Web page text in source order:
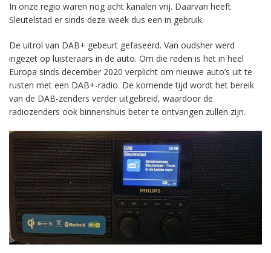
In onze regio waren nog acht kanalen vrij. Daarvan heeft
Sleutelstad er sinds deze week dus een in gebruik.
De uitrol van DAB+ gebeurt gefaseerd. Van oudsher werd
ingezet op luisteraars in de auto. Om die reden is het in heel
Europa sinds december 2020 verplicht om nieuwe auto’s uit te
rusten met een DAB+-radio. De komende tijd wordt het bereik
van de DAB-zenders verder uitgebreid, waardoor de
radiozenders ook binnenshuis beter te ontvangen zullen zijn.